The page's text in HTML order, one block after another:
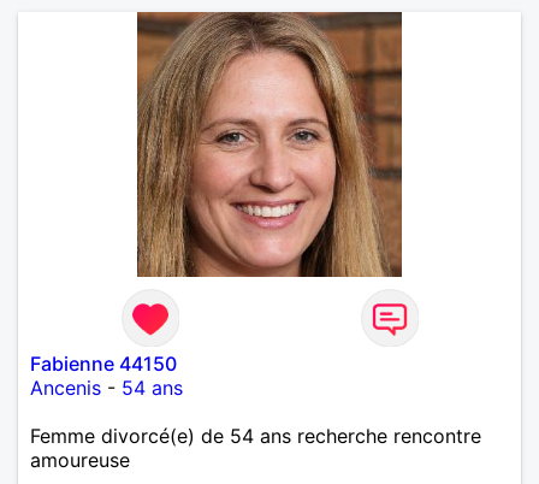
Fabienne 44150
Ancenis - 54 ans
Femme divorcé(e) de 54 ans recherche rencontre
amoureuse